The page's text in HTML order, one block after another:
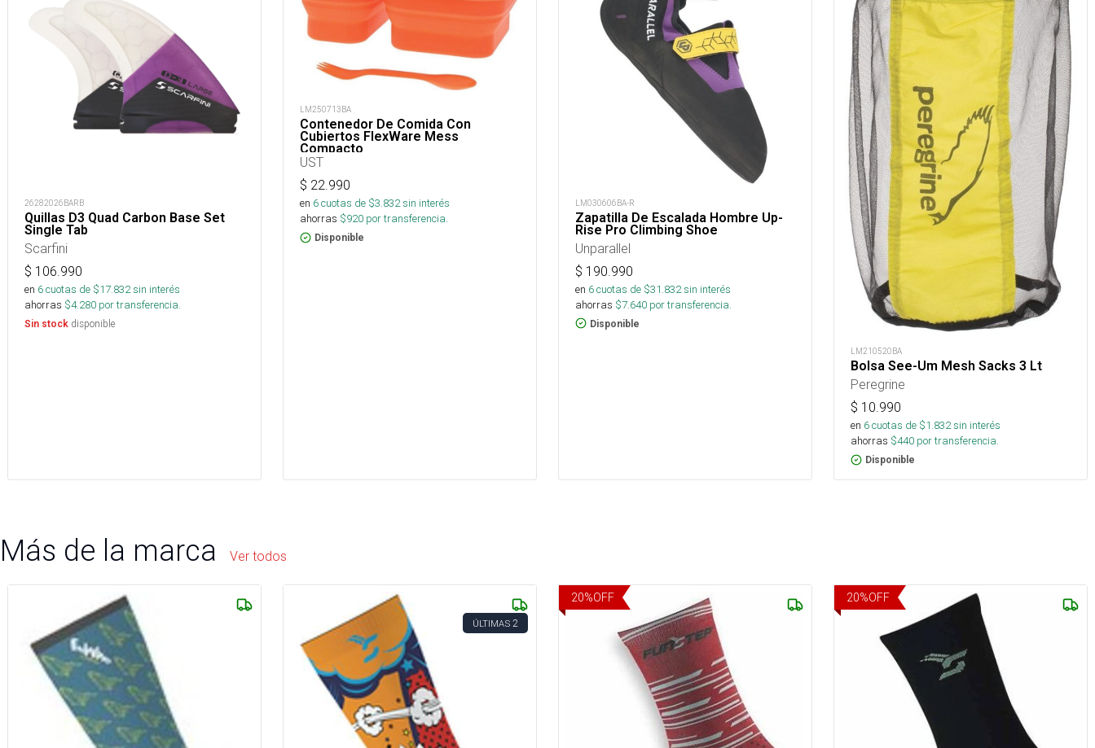
26282026BARB
Quillas D3 Quad Carbon Base Set
Single Tab
Scarfini
$ 106.990
en 6cuotas de $17.832sin interés
ahorras $4.280 por transferencia.
Sin stock disponible
LM250713BA
Contenedor De Comida Con
Cubiertos FlexWare Mess
Compacto
UST
$ 22.990
en 6cuotas de $3.832sin interés
ahorras $920 por transferencia.
Disponible
LM030606BA-R
Zapatilla De Escalada Hombre Up-
Rise Pro Climbing Shoe
Unparallel
$ 190.990
en 6cuotas de $31.832sin interés
ahorras $7.640 por transferencia.
Disponible
LM210520BA
Bolsa See-Um Mesh Sacks 3 Lt
Peregrine
$ 10.990
en 6cuotas de $1.832sin interés
ahorras $440 por transferencia.
Disponible
Más de la marca Ver todos
ÚLTIMAS 2
20%OFF 20%OFF